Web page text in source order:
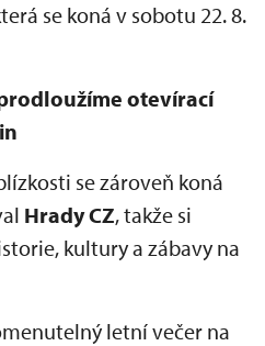
se koná v sobotu 22. 8.
otevírací
se zároveň koná
Hrady CZ, takže si
kultury a zábavy na
letní večer na